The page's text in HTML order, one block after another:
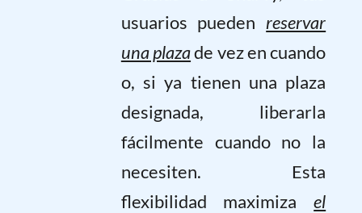
usuarios pueden reservar
una plazade vez en cuando
o, si ya tienen una plaza
designada, liberarla
fácilmente cuando no la
necesiten. Esta
flexibilidad maximizael